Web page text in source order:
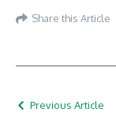
Share this Article
Previous Article